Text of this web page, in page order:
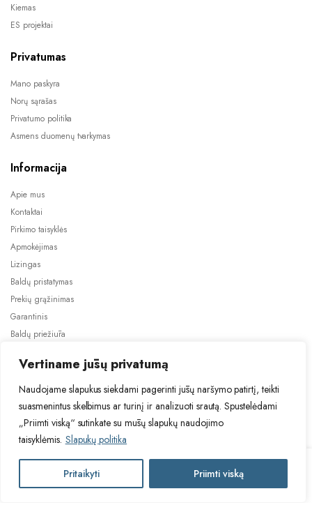
Vertiname jūsų privatumą
Naudojame slapukus siekdami pagerinti jūsų naršymo patirtį, teikti
suasmenintus skelbimus ar turinį ir analizuoti srautą. Spustelėdami
„Priimti viską“ sutinkate su mūsų slapukų naudojimo
taisyklėmis. Slapukų politika
Pritaikyti Priimti viską
ADRIANNA
Į krepšelį
Kiemas
ES projektai
Privatumas
Mano paskyra
Norų sąrašas
Privatumo politika
Asmens duomenų tvarkymas
Informacija
Apie mus
Kontaktai
Pirkimo taisyklės
Apmokėjimas
Lizingas
Baldų pristatymas
Prekių grąžinimas
Garantinis
Baldų priežiūra
2024 © Visos teisės saugomos. Be TauBaldai.lt sutikimo draudžiama
Asmens duomenų tvarkymas